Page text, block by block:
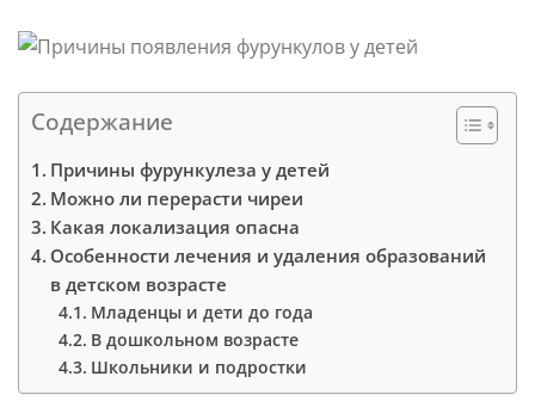
Содержание
Причины фурункулеза у детей
Можно ли перерасти чиреи
Какая локализация опасна
Особенности лечения и удаления образований
в детском возрасте
Младенцы и дети до года
В дошкольном возрасте
Школьники и подростки